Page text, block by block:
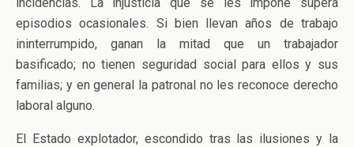
episodios ocasionales. Si bien llevan años de trabajo
ininterrumpido, ganan la mitad que un trabajador
basificado; no tienen seguridad social para ellos y sus
familias; y en general la patronal no les reconoce derecho
laboral alguno.
El Estado explotador, escondido tras las ilusiones y la